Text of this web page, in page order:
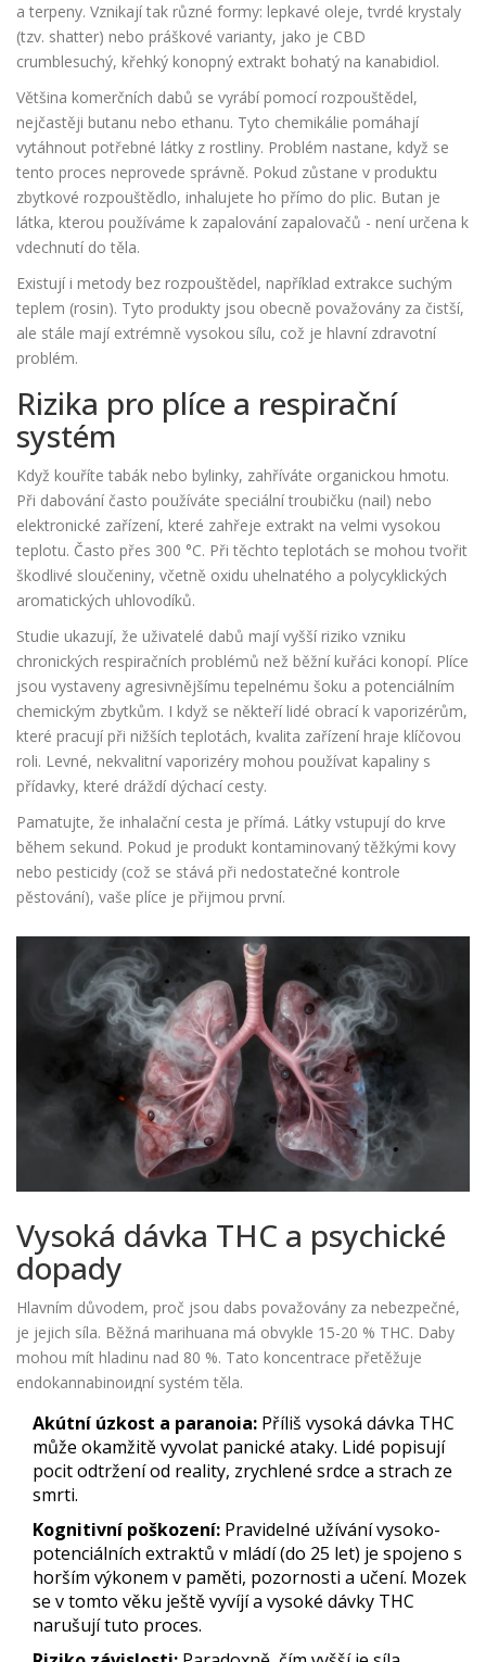
a terpeny. Vznikají tak různé formy: lepkavé oleje, tvrdé krystaly
(tzv. shatter) nebo práškové varianty, jako je CBD
crumblesuchý, křehký konopný extrakt bohatý na kanabidiol.
Většina komerčních dabů se vyrábí pomocí rozpouštědel,
nejčastěji butanu nebo ethanu. Tyto chemikálie pomáhají
vytáhnout potřebné látky z rostliny. Problém nastane, když se
tento proces neprovede správně. Pokud zůstane v produktu
zbytkové rozpouštědlo, inhalujete ho přímo do plic. Butan je
látka, kterou používáme k zapalování zapalovačů - není určena k
vdechnutí do těla.
Existují i metody bez rozpouštědel, například extrakce suchým
teplem (rosin). Tyto produkty jsou obecně považovány za čistší,
ale stále mají extrémně vysokou sílu, což je hlavní zdravotní
problém.
Rizika pro plíce a respirační
systém
Když kouříte tabák nebo bylinky, zahříváte organickou hmotu.
Při dabování často používáte speciální troubičku (nail) nebo
elektronické zařízení, které zahřeje extrakt na velmi vysokou
teplotu. Často přes 300 °C. Při těchto teplotách se mohou tvořit
škodlivé sloučeniny, včetně oxidu uhelnatého a polycyklických
aromatických uhlovodíků.
Studie ukazují, že uživatelé dabů mají vyšší riziko vzniku
chronických respiračních problémů než běžní kuřáci konopí. Plíce
jsou vystaveny agresivnějšímu tepelnému šoku a potenciálním
chemickým zbytkům. I když se někteří lidé obrací k vaporizérům,
které pracují při nižších teplotách, kvalita zařízení hraje klíčovou
roli. Levné, nekvalitní vaporizéry mohou používat kapaliny s
přídavky, které dráždí dýchací cesty.
Pamatujte, že inhalační cesta je přímá. Látky vstupují do krve
během sekund. Pokud je produkt kontaminovaný těžkými kovy
nebo pesticidy (což se stává při nedostatečné kontrole
pěstování), vaše plíce je přijmou první.
Vysoká dávka THC a psychické
dopady
Hlavním důvodem, proč jsou dabs považovány za nebezpečné,
je jejich síla. Běžná marihuana má obvykle 15-20 % THC. Daby
mohou mít hladinu nad 80 %. Tato koncentrace přetěžuje
endokannabinoидní systém těla.
Akútní úzkost a paranoia: Příliš vysoká dávka THC
může okamžitě vyvolat panické ataky. Lidé popisují
pocit odtržení od reality, zrychlené srdce a strach ze
smrti.
Kognitivní poškození: Pravidelné užívání vysoko-
potenciálních extraktů v mládí (do 25 let) je spojeno s
horším výkonem v paměti, pozornosti a učení. Mozek
se v tomto věku ještě vyvíjí a vysoké dávky THC
narušují tuto proces.